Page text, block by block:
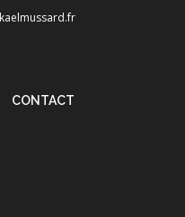
CONTACT